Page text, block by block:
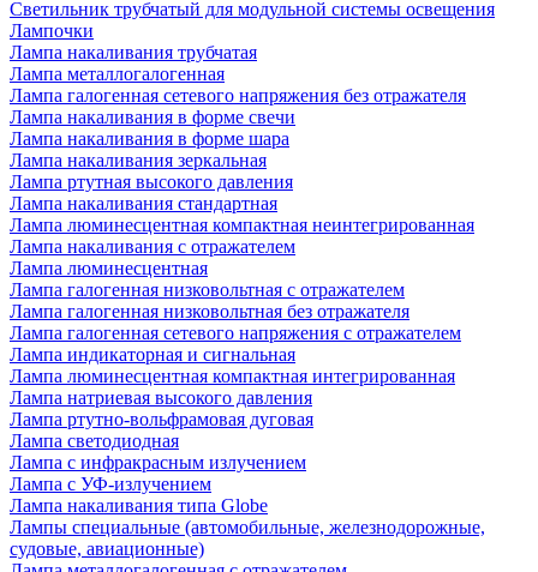
Светильник трубчатый для модульной системы освещения
Лампочки
Лампа накаливания трубчатая
Лампа металлогалогенная
Лампа галогенная сетевого напряжения без отражателя
Лампа накаливания в форме свечи
Лампа накаливания в форме шара
Лампа накаливания зеркальная
Лампа ртутная высокого давления
Лампа накаливания стандартная
Лампа люминесцентная компактная неинтегрированная
Лампа накаливания с отражателем
Лампа люминесцентная
Лампа галогенная низковольтная с отражателем
Лампа галогенная низковольтная без отражателя
Лампа галогенная сетевого напряжения с отражателем
Лампа индикаторная и сигнальная
Лампа люминесцентная компактная интегрированная
Лампа натриевая высокого давления
Лампа ртутно-вольфрамовая дуговая
Лампа светодиодная
Лампа с инфракрасным излучением
Лампа с УФ-излучением
Лампа накаливания типа Globe
Лампы специальные (автомобильные, железнодорожные,
судовые, авиационные)